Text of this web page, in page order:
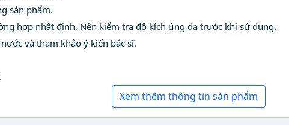
sản phẩm.
hợp nhất định. Nên kiểm tra độ kích ứng da trước khi sử dụng.
và tham khảo ý kiến bác sĩ.
Xem thêm thông tin sản phẩm